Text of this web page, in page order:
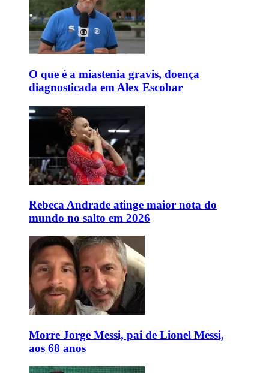
O que é a miastenia gravis, doença
diagnosticada em Alex Escobar
Rebeca Andrade atinge maior nota do
mundo no salto em 2026
Morre Jorge Messi, pai de Lionel Messi,
aos 68 anos